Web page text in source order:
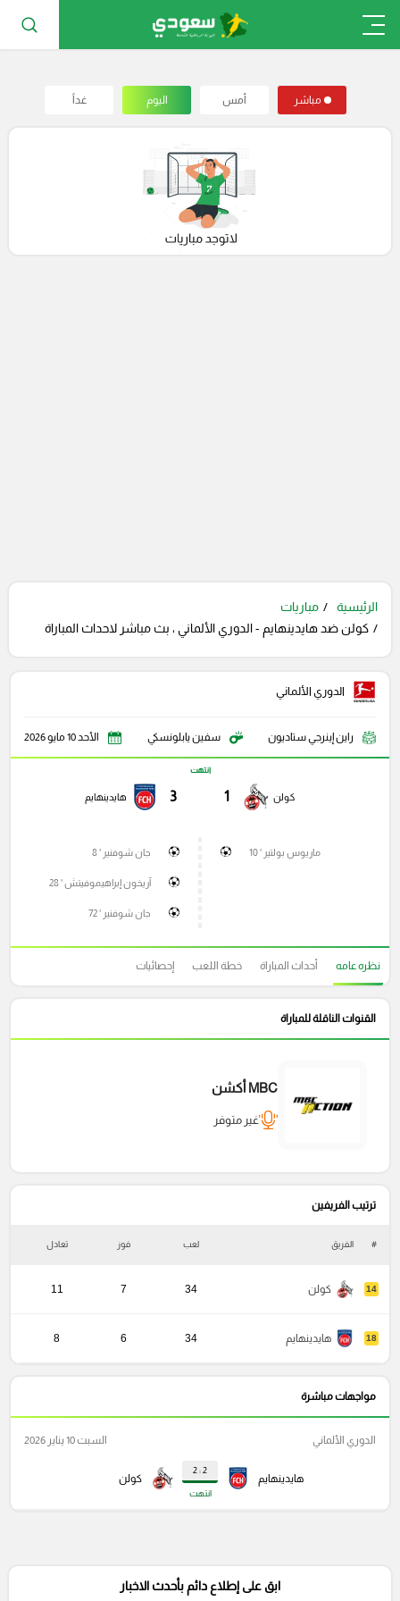
مباشر أمس اليوم غداً
الرئيسية
مباريات
كولن ضد هايدينهايم - الدوري الألماني ، بث مباشر لاحداث المباراة
الدوري الألماني
راين إينرجي ستاديون سفين يابلونسكي الأحد 10 مايو 2026
كولن 1
انتهت
3 هايدينهايم
ماريوس بولتير ' 10 جان شوفنير ' 8
آريخون إبراهيموفيتش ' 28
جان شوفنير ' 72
نظره عامه أحداث المباراة خطة اللعب إحصائيات
القنوات الناقلة للمباراة
MBC أكشن
غير متوفر
ترتيب الفريفين
# الفريق لعب فوز تعادل
14 كولن 34
7
11
18 هايدينهايم 34
6
8
مواجهات مباشرة
هايدينهايم
2 : 2
انتهت
كولن
الدوري الألماني السبت 10 يناير 2026
ابق على إطلاع دائم بأحدث الاخبار